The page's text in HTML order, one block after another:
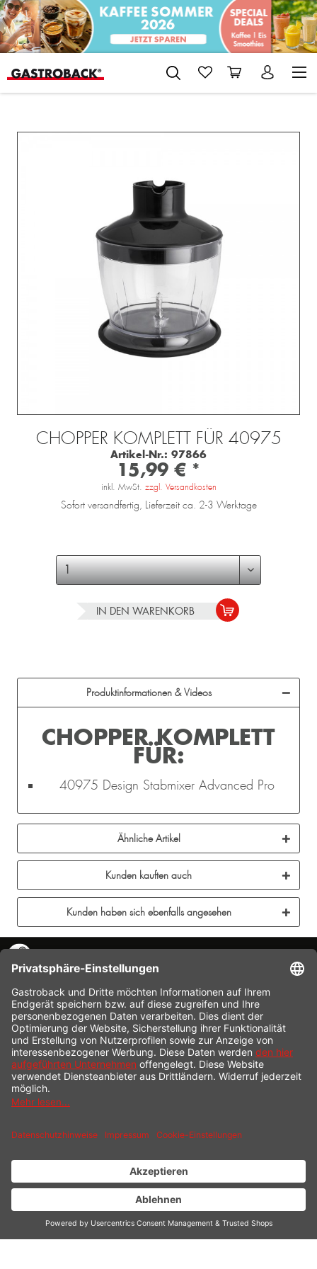
CHOPPER KOMPLETT FÜR 40975
Artikel-Nr.: 97866
15,99 € *
inkl. MwSt. zzgl. Versandkosten
Sofort versandfertig, Lieferzeit ca. 2-3 Werktage
IN DEN WARENKORB
Produktinformationen & Videos
CHOPPER KOMPLETT
FÜR:
40975 Design Stabmixer Advanced Pro
Ähnliche Artikel
Kunden kauften auch
Kunden haben sich ebenfalls angesehen
SERVICE HOTLINE
INFORMATION
SHOP SERVICE